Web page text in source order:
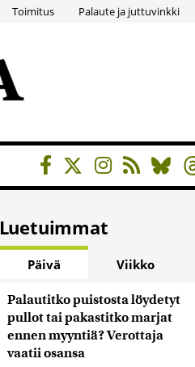
Toimitus Palaute ja juttuvinkki
Luetuimmat
Päivä Viikko
Palautitko puistosta löydetyt
pullot tai pakastitko marjat
ennen myyntiä? Verottaja
vaatii osansa